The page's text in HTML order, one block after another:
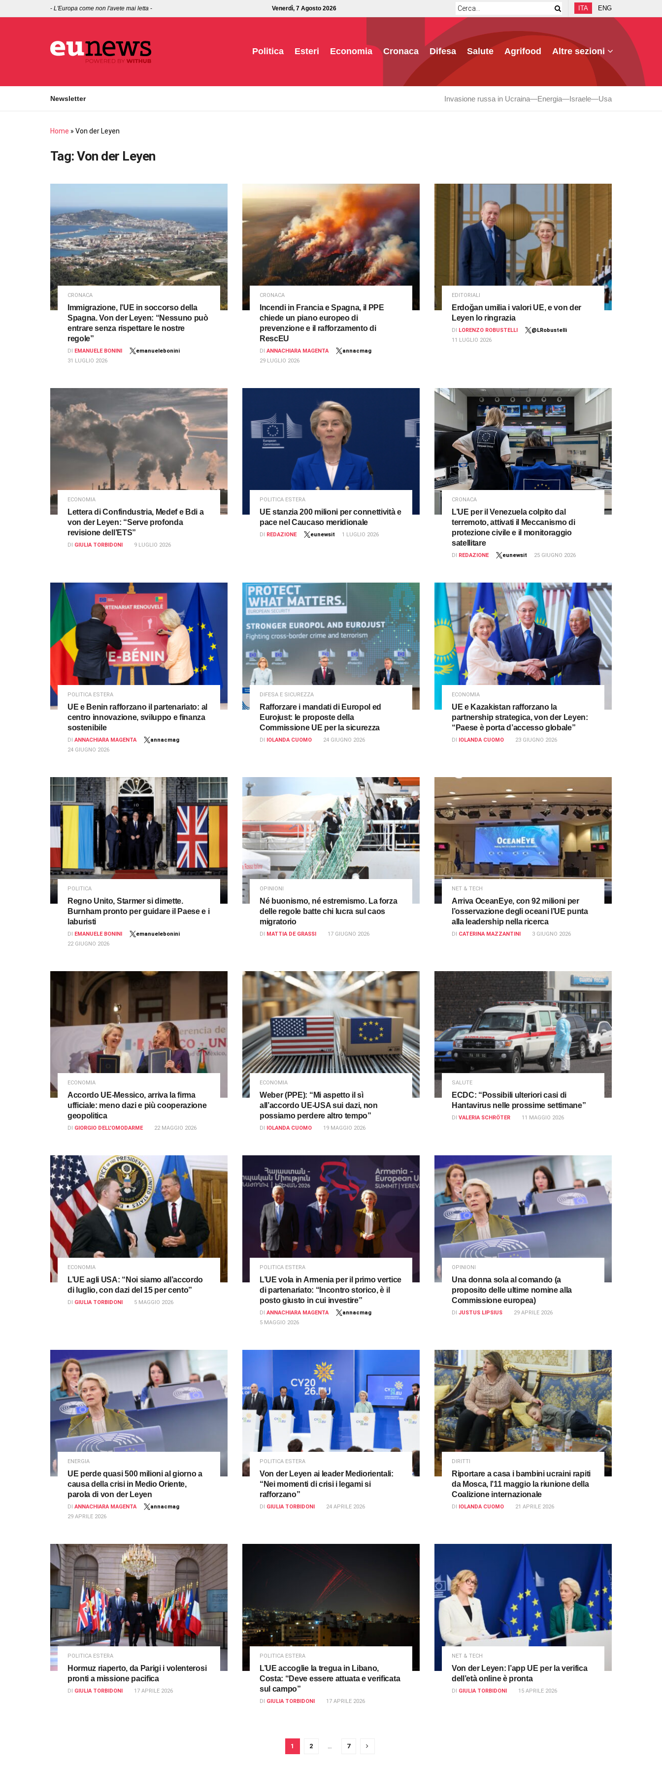
- L'Europa come non l'avete mai letta - Venerdì, 7 Agosto 2026 ITA ENG
Politica Esteri Economia Cronaca Difesa Salute Agrifood Altre sezioni
Newsletter Invasione russa in Ucraina Energia Israele Usa
Home » Von der Leyen
Tag:Von der Leyen
CRONACA
Immigrazione, l’UE in soccorso della
Spagna. Von der Leyen: “Nessuno può
entrare senza rispettare le nostre
regole”
DI EMANUELE BONINI
emanuelebonini
31 LUGLIO 2026
CRONACA
Incendi in Francia e Spagna, il PPE
chiede un piano europeo di
prevenzione e il rafforzamento di
RescEU
DI ANNACHIARA MAGENTA
annacmag
29 LUGLIO 2026
EDITORIALI
Erdoğan umilia i valori UE, e von der
Leyen lo ringrazia
DI LORENZO ROBUSTELLI
@LRobustelli
11 LUGLIO 2026
ECONOMIA
Lettera di Confindustria, Medef e Bdi a
von der Leyen: “Serve profonda
revisione dell’ETS”
DI GIULIA TORBIDONI 9 LUGLIO 2026
POLITICA ESTERA
UE stanzia 200 milioni per connettività e
pace nel Caucaso meridionale
DI REDAZIONE eunewsit 1 LUGLIO 2026
CRONACA
L’UE per il Venezuela colpito dal
terremoto, attivati il Meccanismo di
protezione civile e il monitoraggio
satellitare
DI REDAZIONE eunewsit 25 GIUGNO 2026
POLITICA ESTERA
UE e Benin rafforzano il partenariato: al
centro innovazione, sviluppo e finanza
sostenibile
DI ANNACHIARA MAGENTA
annacmag
24 GIUGNO 2026
DIFESA E SICUREZZA
Rafforzare i mandati di Europol ed
Eurojust: le proposte della
Commissione UE per la sicurezza
DI IOLANDA CUOMO 24 GIUGNO 2026
ECONOMIA
UE e Kazakistan rafforzano la
partnership strategica, von der Leyen:
“Paese è porta d’accesso globale”
DI IOLANDA CUOMO 23 GIUGNO 2026
POLITICA
Regno Unito, Starmer si dimette.
Burnham pronto per guidare il Paese e i
laburisti
DI EMANUELE BONINI
emanuelebonini
22 GIUGNO 2026
OPINIONI
Né buonismo, né estremismo. La forza
delle regole batte chi lucra sul caos
migratorio
DI MATTIA DE GRASSI 17 GIUGNO 2026
NET & TECH
Arriva OceanEye, con 92 milioni per
l’osservazione degli oceani l’UE punta
alla leadership nella ricerca
DI CATERINA MAZZANTINI 3 GIUGNO 2026
ECONOMIA
Accordo UE-Messico, arriva la firma
ufficiale: meno dazi e più cooperazione
geopolitica
DI GIORGIO DELL'OMODARME 22 MAGGIO 2026
ECONOMIA
Weber (PPE): “Mi aspetto il sì
all’accordo UE-USA sui dazi, non
possiamo perdere altro tempo”
DI IOLANDA CUOMO 19 MAGGIO 2026
SALUTE
ECDC: “Possibili ulteriori casi di
Hantavirus nelle prossime settimane”
DI VALERIA SCHRÖTER 11 MAGGIO 2026
ECONOMIA
L’UE agli USA: “Noi siamo all’accordo
di luglio, con dazi del 15 per cento”
DI GIULIA TORBIDONI 5 MAGGIO 2026
POLITICA ESTERA
L’UE vola in Armenia per il primo vertice
di partenariato: “Incontro storico, è il
posto giusto in cui investire”
DI ANNACHIARA MAGENTA
annacmag
5 MAGGIO 2026
OPINIONI
Una donna sola al comando (a
proposito delle ultime nomine alla
Commissione europea)
DI JUSTUS LIPSIUS 29 APRILE 2026
ENERGIA
UE perde quasi 500 milioni al giorno a
causa della crisi in Medio Oriente,
parola di von der Leyen
DI ANNACHIARA MAGENTA
annacmag
29 APRILE 2026
POLITICA ESTERA
Von der Leyen ai leader Mediorientali:
“Nei momenti di crisi i legami si
rafforzano”
DI GIULIA TORBIDONI 24 APRILE 2026
DIRITTI
Riportare a casa i bambini ucraini rapiti
da Mosca, l’11 maggio la riunione della
Coalizione internazionale
DI IOLANDA CUOMO 21 APRILE 2026
POLITICA ESTERA
Hormuz riaperto, da Parigi i volenterosi
pronti a missione pacifica
DI GIULIA TORBIDONI 17 APRILE 2026
POLITICA ESTERA
L’UE accoglie la tregua in Libano,
Costa: “Deve essere attuata e verificata
sul campo”
DI GIULIA TORBIDONI 17 APRILE 2026
NET & TECH
Von der Leyen: l’app UE per la verifica
dell’età online è pronta
DI GIULIA TORBIDONI 15 APRILE 2026
1 2 7